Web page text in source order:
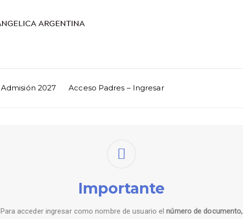
Admisión 2027 Acceso Padres – Ingresar
Importante
Para acceder ingresar como nombre de usuario elnúmero de documento,